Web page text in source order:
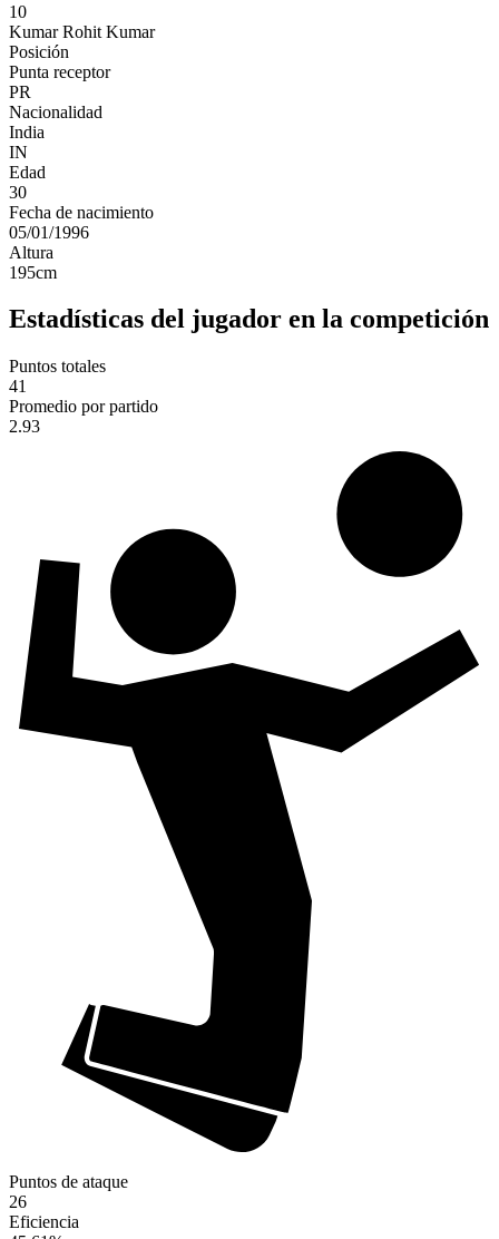
10
Kumar Rohit Kumar
Posición
Punta receptor
PR
Nacionalidad
India
IN
Edad
30
Fecha de nacimiento
05/01/1996
Altura
195cm
Estadísticas del jugador en la competición
Puntos totales
41
Promedio por partido
2.93
Puntos de ataque
26
Eficiencia